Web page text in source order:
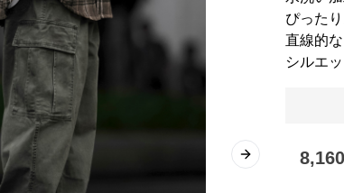
Next slide
ぴったり
直線的
シルエッ
8,160